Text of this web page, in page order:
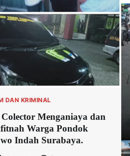
DAN KRIMINAL
Menganiaya dan
Warga Pondok
Indah Surabaya.